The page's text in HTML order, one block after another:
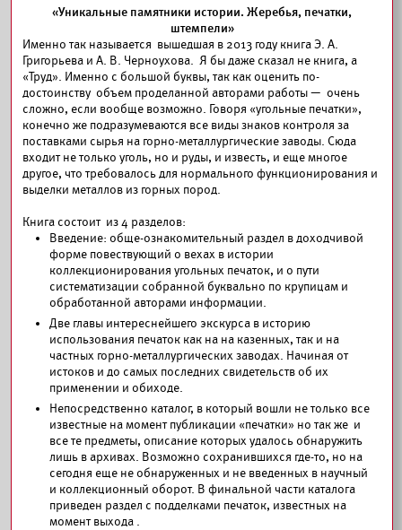
«Уникальные памятники истории. Жеребья, печатки,
штемпели»
Именно так называется вышедшая в 2013 году книга Э. А.
Григорьева и А. В. Черноухова. Я бы даже сказал не книга, а
«Труд». Именно с большой буквы, так как оценить по-
достоинству объем проделанной авторами работы — очень
сложно, если вообще возможно. Говоря «угольные печатки»,
конечно же подразумеваются все виды знаков контроля за
поставками сырья на горно-металлургические заводы. Сюда
входит не только уголь, но и руды, и известь, и еще многое
другое, что требовалось для нормального функционирования и
выделки металлов из горных пород.
Книга состоит из 4 разделов:
Введение: обще-ознакомительный раздел в доходчивой
форме повествующий о вехах в истории
коллекционирования угольных печаток, и о пути
систематизации собранной буквально по крупицам и
обработанной авторами информации.
Две главы интереснейшего экскурса в историю
использования печаток как на на казенных, так и на
частных горно-металлургических заводах. Начиная от
истоков и до самых последних свидетельств об их
применении и обиходе.
Непосредственно каталог, в который вошли не только все
известные на момент публикации «печатки» но так же и
все те предметы, описание которых удалось обнаружить
лишь в архивах. Возможно сохранившихся где-то, но на
сегодня еще не обнаруженных и не введенных в научный
и коллекционный оборот. В финальной части каталога
приведен раздел с подделками печаток, известных на
момент выхода .